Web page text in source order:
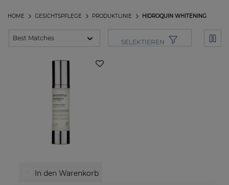
HIDROQUIN WHITENING
PRODUKTLINIE
GESICHTSPFLEGE
HOME
SELEKTIEREN
In den Warenkorb